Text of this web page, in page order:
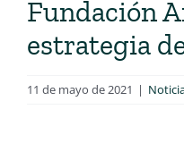
Fundación
estrategia
11 de mayo de 2021 |